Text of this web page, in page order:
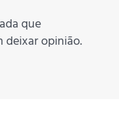
que
deixar opinião.